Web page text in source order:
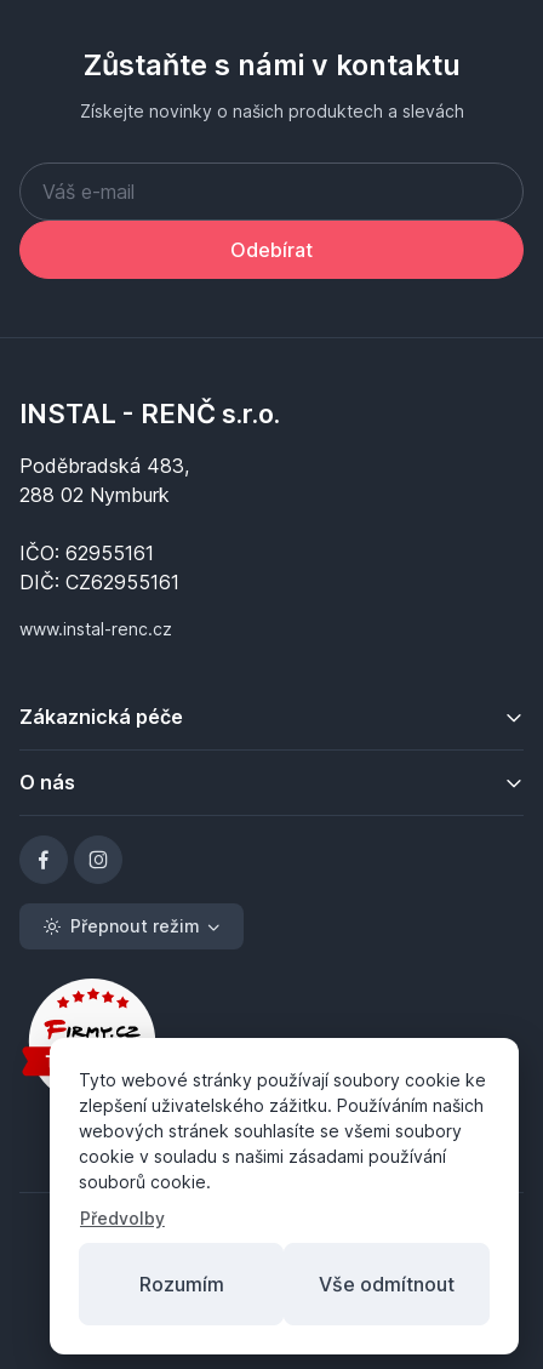
Zůstaňte s námi v kontaktu
Získejte novinky o našich produktech a slevách
Odebírat
INSTAL - RENČ s.r.o.
Poděbradská 483,
288 02 Nymburk
IČO: 62955161
DIČ: CZ62955161
www.instal-renc.cz
Zákaznická péče
O nás
Přepnout režim
Tyto webové stránky používají soubory cookie ke
zlepšení uživatelského zážitku. Používáním našich
webových stránek souhlasíte se všemi soubory
cookie v souladu s našimi zásadami používání
souborů cookie.
Předvolby
Rozumím Vše odmítnout